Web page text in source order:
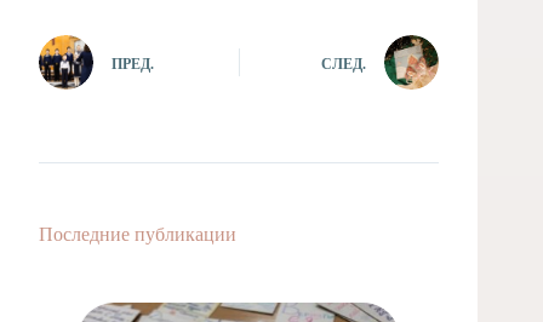
ПРЕД. СЛЕД.
Последние публикации